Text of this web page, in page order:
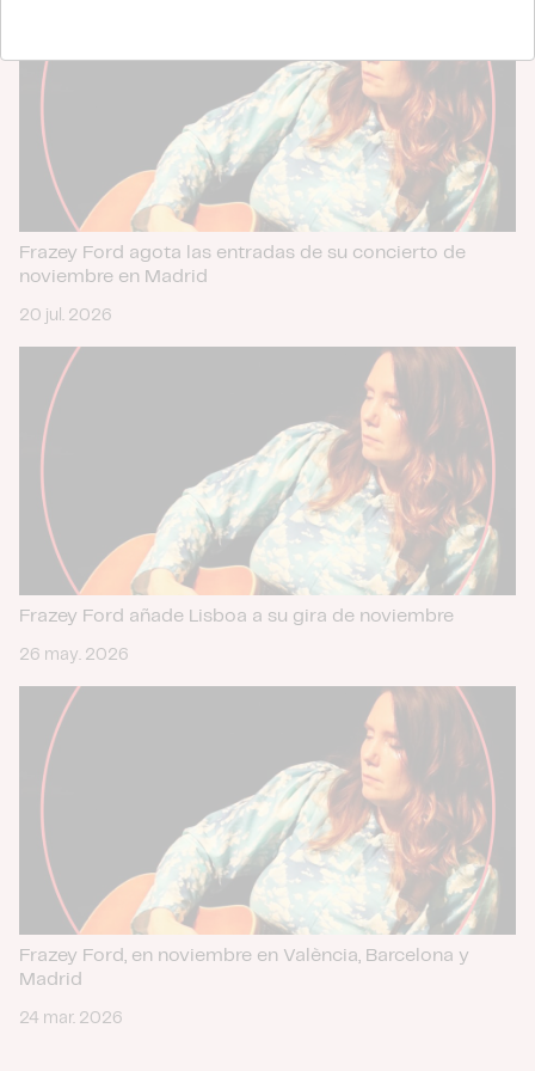
web, quienes pueden combinarla con otra información
que les haya proporcionado o que hayan recopilado a
partir del uso que haya hecho de sus servicios.
Frazey Ford agota las entradas de su concierto de
noviembre en Madrid
20 jul. 2026
Frazey Ford añade Lisboa a su gira de noviembre
26 may. 2026
Frazey Ford, en noviembre en València, Barcelona y
Madrid
24 mar. 2026